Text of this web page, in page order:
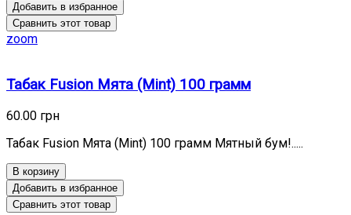
Добавить в избранное
Сравнить этот товар
zoom
Табак Fusion Мята (Mint) 100 грамм
60.00 грн
Табак Fusion Мята (Mint) 100 грамм Мятный бум!.....
В корзину
Добавить в избранное
Сравнить этот товар